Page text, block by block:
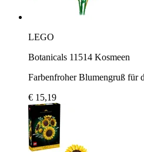
LEGO
Botanicals 11514 Kosmeen
Farbenfroher Blumengruß für
€ 15,19